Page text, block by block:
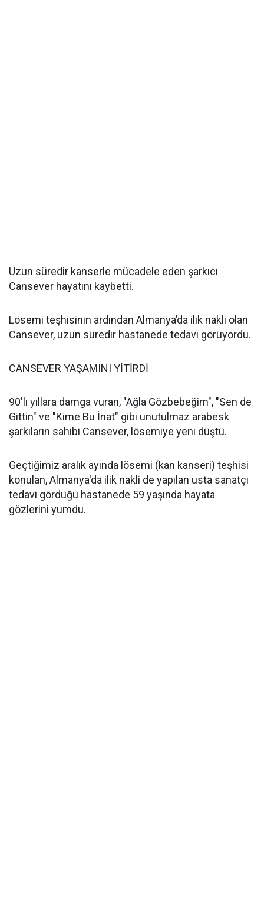
Uzun süredir kanserle mücadele eden şarkıcı
Cansever hayatını kaybetti.
Lösemi teşhisinin ardından Almanya’da ilik nakli olan
Cansever, uzun süredir hastanede tedavi görüyordu.
CANSEVER YAŞAMINI YİTİRDİ
90'lı yıllara damga vuran, "Ağla Gözbebeğim", "Sen de
Gittin" ve "Kime Bu İnat" gibi unutulmaz arabesk
şarkıların sahibi Cansever, lösemiye yeni düştü.
Geçtiğimiz aralık ayında lösemi (kan kanseri) teşhisi
konulan, Almanya'da ilik nakli de yapılan usta sanatçı
tedavi gördüğü hastanede 59 yaşında hayata
gözlerini yumdu.